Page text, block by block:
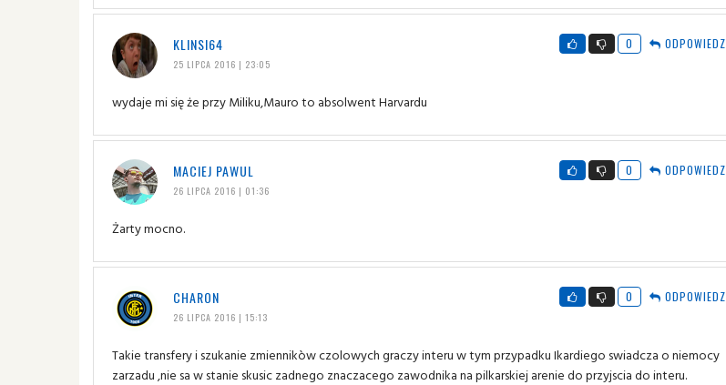
KLINSI64
25 LIPCA 2016 | 23:05
0 ODPOWIEDZ
wydaje mi się że przy Miliku,Mauro to absolwent Harvardu
MACIEJ PAWUL
26 LIPCA 2016 | 01:36
0 ODPOWIEDZ
Żarty mocno.
CHARON
26 LIPCA 2016 | 15:13
0 ODPOWIEDZ
Takie transfery i szukanie zmiennikòw czolowych graczy interu w tym przypadku Ikardiego swiadcza o niemocy
zarzadu ,nie sa w stanie skusic zadnego znaczacego zawodnika na pilkarskiej arenie do przyjscia do interu.